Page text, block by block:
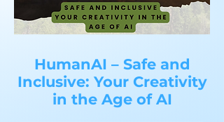
HumanAI – Safe and
Inclusive: Your Creativity
in the Age of AI